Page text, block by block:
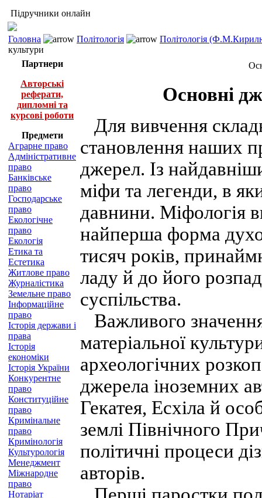
Підручники онлайн
Головна Політологія
Політологія
культури
Партнери
Авторські
реферати,
дипломні та
курсові роботи
Предмети
Аграрне право
Адміністративне
право
Банківське
право
Господарське
право
Екологічне
право
Екологія
Етика та
Естетика
Житлове право
Журналістика
Земельне право
Інформаційне
право
Історія держави і
права
Історія
економіки
Історія України
Конкурентне
право
Конституційне
право
Кримінальне
право
Кримінологія
Культурологія
Менеджмент
Міжнародне
право
Нотаріат
Основні
Для вивчення
становлення наших
джерел. Із
міфи та легенди, в
давнини. Міфологія
найперша форма
тисяч років,
ладу й до його
суспільства.
Важливого
матеріальної
археологічних
джерела іноземних
Гекатея, Есхіла й
землі Північного
політичні процеси
авторів.